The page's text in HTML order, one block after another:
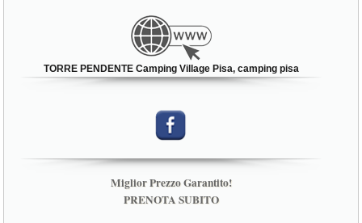
TORRE PENDENTE Camping Village Pisa, camping pisa
Miglior Prezzo Garantito!
PRENOTA SUBITO